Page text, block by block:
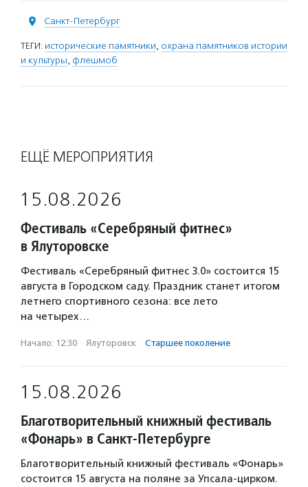
Санкт-Петербург
ТЕГИ: исторические памятники, охрана памятников истории
и культуры, флешмоб
ЕЩЁ МЕРОПРИЯТИЯ
15.08.2026
Фестиваль «Серебряный фитнес»
в Ялуторовске
Фестиваль «Серебряный фитнес 3.0» состоится 15
августа в Городском саду. Праздник станет итогом
летнего спортивного сезона: все лето
на четырех…
Начало: 12:30 · Ялуторовск · Старшее поколение
15.08.2026
Благотворительный книжный фестиваль
«Фонарь» в Санкт-Петербурге
Благотворительный книжный фестиваль «Фонарь»
состоится 15 августа на поляне за Упсала-цирком.